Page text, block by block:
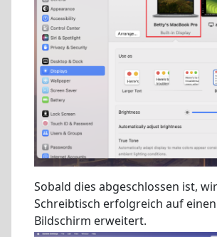
Sobald dies abgeschlossen ist,
Schreibtisch erfolgreich auf
Bildschirm erweitert.